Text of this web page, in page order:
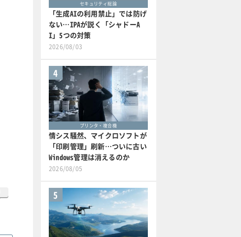
セキュリティ総論
「生成AIの利用禁止」では防げ
ない…IPAが説く「シャドーA
I」5つの対策
2026/08/03
4
プリンタ・複合機
情シス騒然、マイクロソフトが
「印刷管理」刷新…ついに古い
Windows管理は消えるのか
2026/08/05
5